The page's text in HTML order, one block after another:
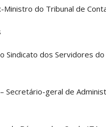
Ministro do Tribunal de
Sindicato dos Servidores
Secretário-geral de
Da Nossa Carreira